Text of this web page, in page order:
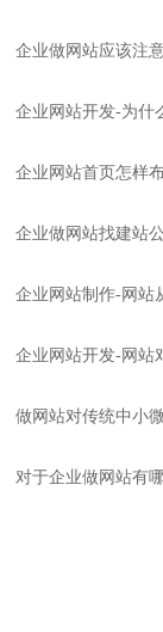
企业做网站应该注
企业网站开发-为什
企业网站首页怎样
企业做网站找建站
企业网站制作-网站
企业网站开发-网站
做网站对传统中小
对于企业做网站有